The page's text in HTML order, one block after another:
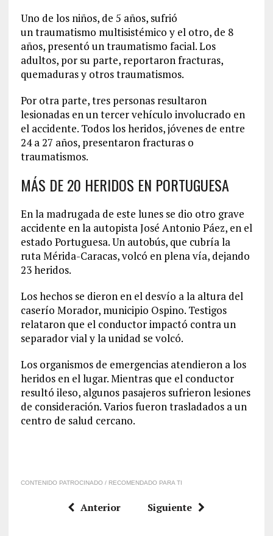
Uno de los niños, de 5 años, sufrió
un traumatismo multisistémico y el otro, de 8
años, presentó un traumatismo facial. Los
adultos, por su parte, reportaron fracturas,
quemaduras y otros traumatismos.
Por otra parte, tres personas resultaron
lesionadas en un tercer vehículo involucrado en
el accidente. Todos los heridos, jóvenes de entre
24 a 27 años, presentaron fracturas o
traumatismos.
MÁS DE 20 HERIDOS EN PORTUGUESA
En la madrugada de este lunes se dio otro grave
accidente en la autopista José Antonio Páez, en el
estado Portuguesa. Un autobús, que cubría la
ruta Mérida-Caracas, volcó en plena vía, dejando
23 heridos.
Los hechos se dieron en el desvío a la altura del
caserío Morador, municipio Ospino. Testigos
relataron que el conductor impactó contra un
separador vial y la unidad se volcó.
Los organismos de emergencias atendieron a los
heridos en el lugar. Mientras que el conductor
resultó ileso, algunos pasajeros sufrieron lesiones
de consideración. Varios fueron trasladados a un
centro de salud cercano.
CONTENIDO PATROCINADO / RECOMENDADO PARA TI
Anterior Siguiente